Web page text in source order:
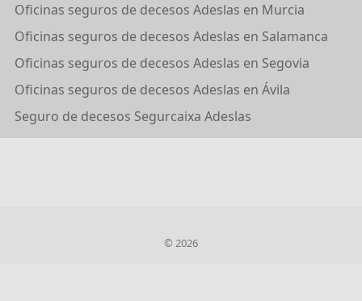
Oficinas seguros de decesos Adeslas en Murcia
Oficinas seguros de decesos Adeslas en Salamanca
Oficinas seguros de decesos Adeslas en Segovia
Oficinas seguros de decesos Adeslas en Ávila
Seguro de decesos Segurcaixa Adeslas
© 2026